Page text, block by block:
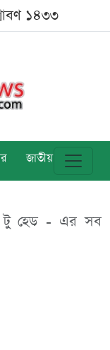
১৪৩৩
জাতীয় বিশ্ব
টু হেড - এর সব